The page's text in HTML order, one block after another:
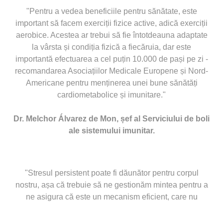
"Pentru a vedea beneficiile pentru sănătate, este
important să facem exerciții fizice active, adică exerciții
aerobice. Acestea ar trebui să fie întotdeauna adaptate
la vârsta și condiția fizică a fiecăruia, dar este
importantă efectuarea a cel puțin 10.000 de pași pe zi -
recomandarea Asociațiilor Medicale Europene și Nord-
Americane pentru menținerea unei bune sănătăți
cardiometabolice și imunitare."
Dr. Melchor Álvarez de Mon, șef al Serviciului de boli
ale sistemului imunitar.
"Stresul persistent poate fi dăunător pentru corpul
nostru, așa că trebuie să ne gestionăm mintea pentru a
ne asigura că este un mecanism eficient, care nu